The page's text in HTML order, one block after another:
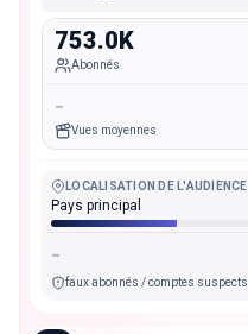
753.0K
Abonnés
-
Vues moyennes
LOCALISATION DE L'AUDIENCE
Pays principal
-
faux abonnés / comptes suspects